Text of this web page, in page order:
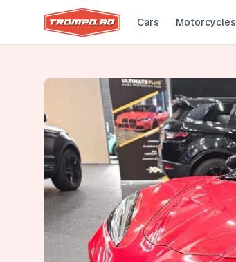
Cars Motorcycles